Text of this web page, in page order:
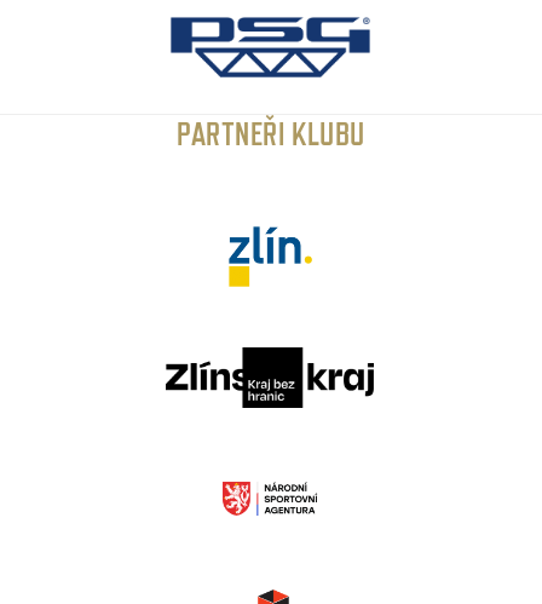
PARTNEŘI KLUBU